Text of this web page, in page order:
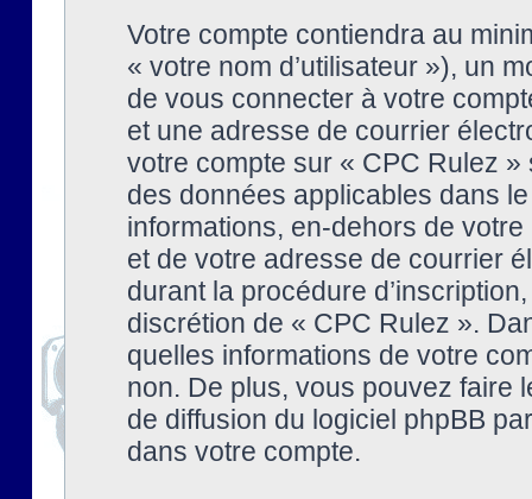
Votre compte contiendra au
« votre nom d’utilisateur »), un
de vous connecter à votre
et une adresse de courrier
votre compte sur « CPC Rulez
des données applicables dans
informations, en-dehors de
et de votre adresse de courrier
durant la procédure
discrétion de « CPC Rulez ».
quelles informations de votre
non. De plus, vous pouvez faire
de diffusion du logiciel phpBB
dans votre compte.